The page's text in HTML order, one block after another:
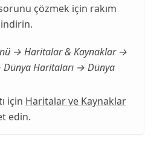
çözmek için rakım
→ Haritalar & Kaynaklar →
Haritaları → Dünya
için Haritalar ve Kaynaklar
edin.